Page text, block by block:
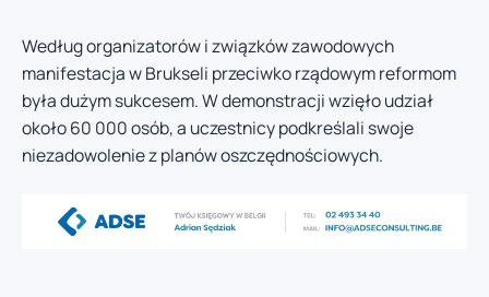
Według organizatorów i związków zawodowych
manifestacja w Brukseli przeciwko rządowym reformom
była dużym sukcesem. W demonstracji wzięło udział
około 60 000 osób, a uczestnicy podkreślali swoje
niezadowolenie z planów oszczędnościowych.